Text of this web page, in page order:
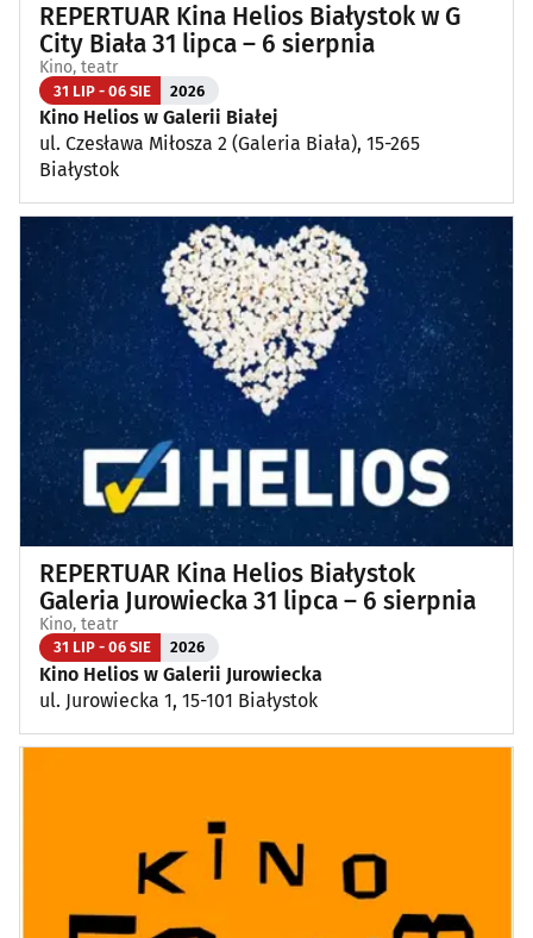
REPERTUAR Kina Helios Białystok w G
City Biała 31 lipca – 6 sierpnia
Kino, teatr
31 LIP - 06 SIE 2026
Kino Helios w Galerii Białej
ul. Czesława Miłosza 2 (Galeria Biała), 15-265
Białystok
REPERTUAR Kina Helios Białystok
Galeria Jurowiecka 31 lipca – 6 sierpnia
Kino, teatr
31 LIP - 06 SIE 2026
Kino Helios w Galerii Jurowiecka
ul. Jurowiecka 1, 15-101 Białystok